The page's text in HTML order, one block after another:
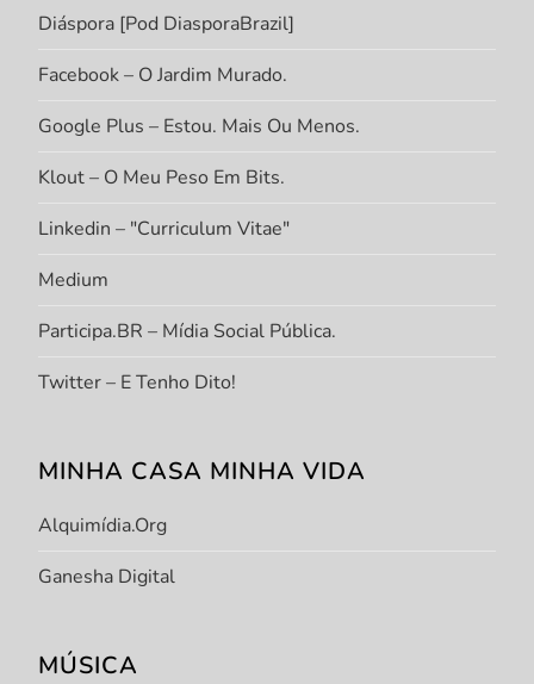
Diáspora [Pod DiasporaBrazil]
Facebook – O Jardim Murado.
Google Plus – Estou. Mais Ou Menos.
Klout – O Meu Peso Em Bits.
Linkedin – "Curriculum Vitae"
Medium
Participa.BR – Mídia Social Pública.
Twitter – E Tenho Dito!
MINHA CASA MINHA VIDA
Alquimídia.org
Ganesha Digital
MÚSICA